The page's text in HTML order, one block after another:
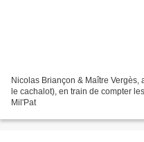
Nicolas Briançon & Maître
le cachalot), en train de compter
Mil'Pat